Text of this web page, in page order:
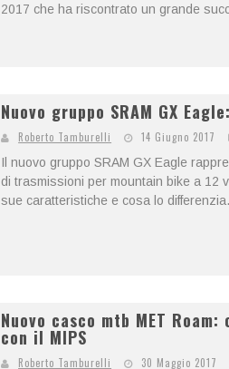
2017 che ha riscontrato un grande
Nuovo gruppo SRAM GX
Roberto Tamburelli 14 Giugno 2017
Il nuovo gruppo SRAM GX Eagle
di trasmissioni per mountain bike a 12
sue caratteristiche e cosa lo
Nuovo casco mtb MET
con il MIPS
Roberto Tamburelli 30 Maggio 2017